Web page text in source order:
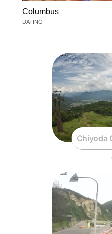
Columbus
DATING
Chiyoda